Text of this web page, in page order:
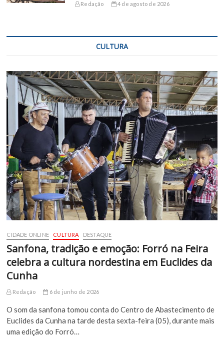
Redação 4 de agosto de 2026
CULTURA
CIDADE ONLINE CULTURA DESTAQUE
Sanfona, tradição e emoção: Forró na Feira
celebra a cultura nordestina em Euclides da
Cunha
Redação 6 de junho de 2026
O som da sanfona tomou conta do Centro de Abastecimento de
Euclides da Cunha na tarde desta sexta-feira (05), durante mais
uma edição do Forró…